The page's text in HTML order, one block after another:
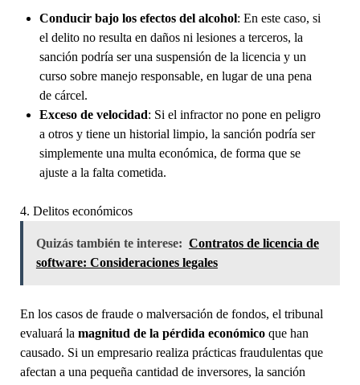
Conducir bajo los efectos del alcohol: En este caso, si
el delito no resulta en daños ni lesiones a terceros, la
sanción podría ser una suspensión de la licencia y un
curso sobre manejo responsable, en lugar de una pena
de cárcel.
Exceso de velocidad: Si el infractor no pone en peligro
a otros y tiene un historial limpio, la sanción podría ser
simplemente una multa económica, de forma que se
ajuste a la falta cometida.
4. Delitos económicos
Quizás también te interese: Contratos de licencia de
software: Consideraciones legales
En los casos de fraude o malversación de fondos, el tribunal
evaluará la magnitud de la pérdida económicoque han
causado. Si un empresario realiza prácticas fraudulentas que
afectan a una pequeña cantidad de inversores, la sanción